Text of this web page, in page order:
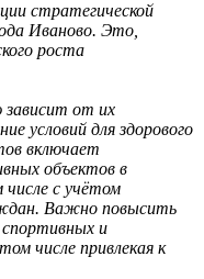
стратегической
Иваново. Это,
роста
от их
условий для здорового
включает
объектов в
с учётом
Важно повысить
и
числе привлекая к